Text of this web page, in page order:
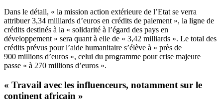
Dans le détail, « la mission action extérieure de l’Etat se verra
attribuer 3,34 milliards d’euros en crédits de paiement », la ligne de
crédits destinés à la « solidarité à l’égard des pays en
développement » sera quant à elle de « 3,42 milliards ». Le total des
crédits prévus pour l’aide humanitaire s’élève à « près de
900 millions d’euros », celui du programme pour crise majeure
passe « à 270 millions d’euros ».
« Travail avec les influenceurs, notamment sur le
continent africain »